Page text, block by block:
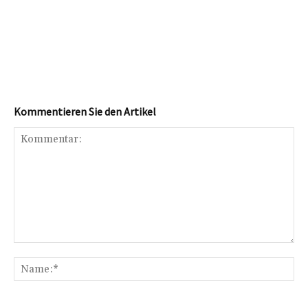
Kommentieren Sie den Artikel